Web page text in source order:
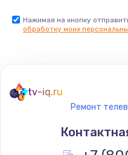
Нажимая на кнопку
обработку моих
tv-iq.ru
Ремонт